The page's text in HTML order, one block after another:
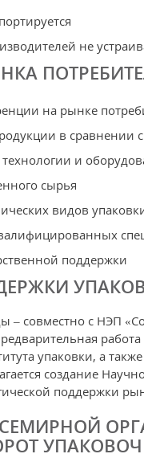
не
на рынке
в сравнении
технологии и
сырья
видов
поддержки
– совместно с НЭП
упаковки, а
создание
поддержки